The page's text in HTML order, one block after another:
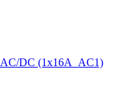
AC/DC (1x16A_AC1)